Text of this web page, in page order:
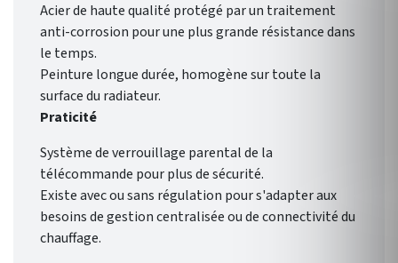
Acier de haute qualité protégé par un traitement
anti-corrosion pour une plus grande résistance dans
le temps.
Peinture longue durée, homogène sur toute la
surface du radiateur.
Praticité
Système de verrouillage parental de la
télécommande pour plus de sécurité.
Existe avec ou sans régulation pour s'adapter aux
besoins de gestion centralisée ou de connectivité du
chauffage.